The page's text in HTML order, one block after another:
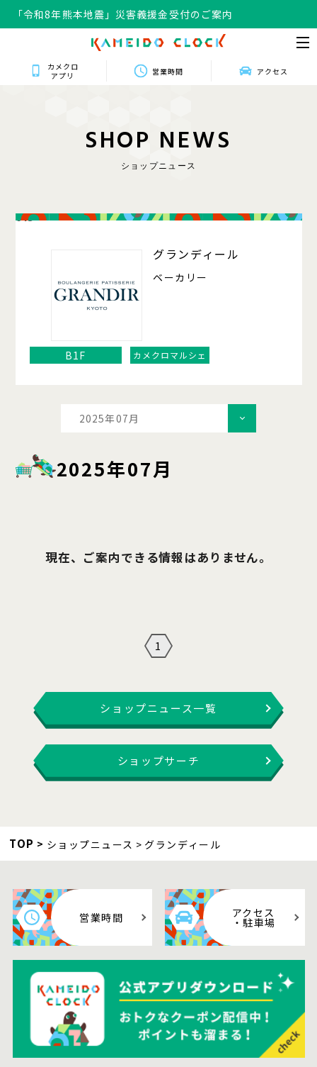
「令和8年熊本地震」災害義援金受付のご案内
カメクロ
アプリ
営業時間 アクセス
SHOP NEWS
ショップニュース
013
グランディール
ベーカリー
B1F カメクロマルシェ
2025年07月
2025年07月
現在、ご案内できる情報はありません。
1
ショップニュース一覧
ショップサーチ
TOP ショップニュース グランディール
営業時間 アクセス
・駐車場